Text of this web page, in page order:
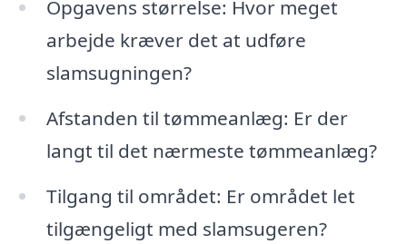
Opgavens størrelse: Hvor meget
arbejde kræver det at udføre
slamsugningen?
Afstanden til tømmeanlæg: Er der
langt til det nærmeste tømmeanlæg?
Tilgang til området: Er området let
tilgængeligt med slamsugeren?